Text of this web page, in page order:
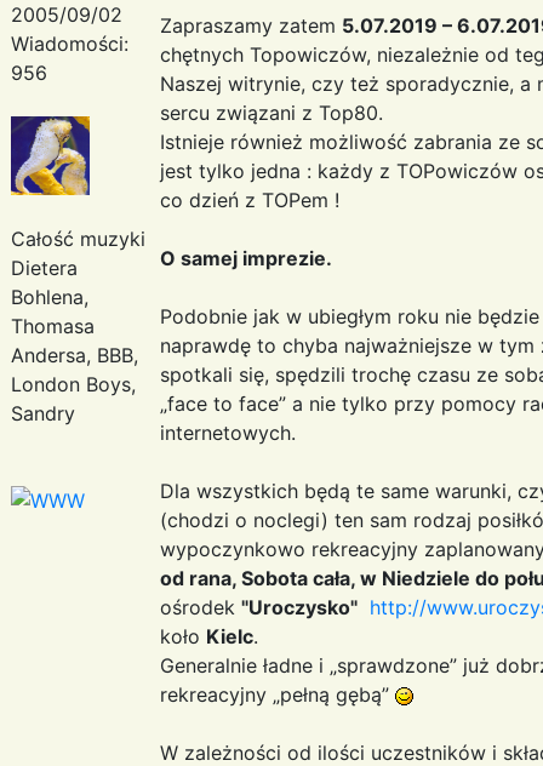
2005/09/02
Wiadomości:
956
Całość muzyki
Dietera
Bohlena,
Thomasa
Andersa, BBB,
London Boys,
Sandry
Zapraszamy zatem 5.07.2019 –
chętnych Topowiczów, niezależnie od
Naszej witrynie, czy też sporadycznie,
sercu związani z Top80.
Istnieje również możliwość zabrania ze
jest tylko jedna : każdy z TOPowiczów
co dzień z TOPem !
O samej imprezie.
Podobnie jak w ubiegłym roku nie
naprawdę to chyba najważniejsze w
spotkali się, spędzili trochę czasu ze
„face to face” a nie tylko przy pomocy
internetowych.
Dla wszystkich będą te same warunki,
(chodzi o noclegi) ten sam rodzaj
wypoczynkowo rekreacyjny
od rana, Sobota cała, w Niedziele do
ośrodek "Uroczysko" http://
koło Kielc.
Generalnie ładne i „sprawdzone” już
rekreacyjny „pełną gębą”
W zależności od ilości uczestników i